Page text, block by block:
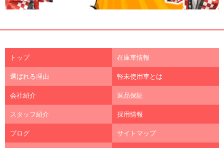
トップ 在庫車情報
選ばれる理由 軽未使用車とは
会社紹介 返品保証
スタッフ紹介 採用情報
ブログ サイトマップ